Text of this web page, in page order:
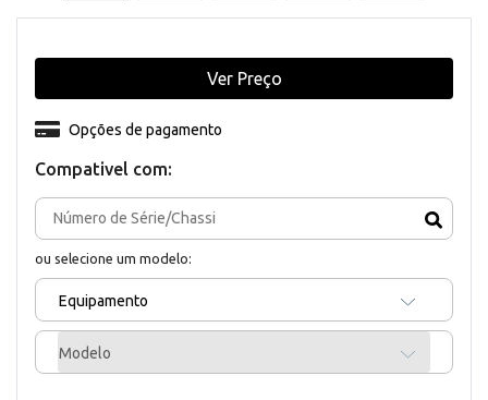
Compativel com:
ou selecione um modelo:
Equipamento
Modelo
Opções de pagamento
Ver Preço